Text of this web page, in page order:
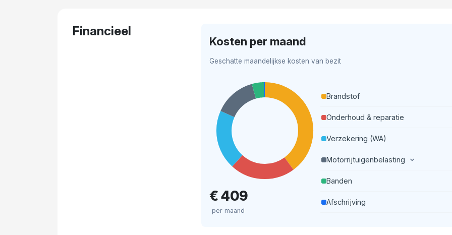
Financieel
Kosten per maand
Geschatte maandelijkse kosten van bezit
€ 409
per maand
Brandstof
Onderhoud & reparatie
Verzekering (WA)
Motorrijtuigenbelasting
Banden
Afschrijving